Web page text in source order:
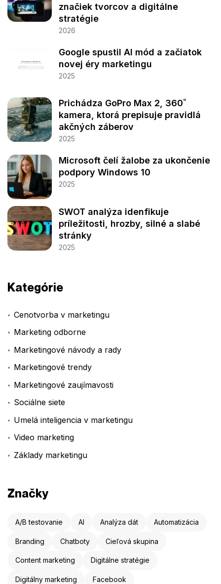
značiek tvorcov a digitálne
stratégie
2026
Google spustil AI mód a začiatok
novej éry marketingu
2025
Prichádza GoPro Max 2, 360˚
kamera, ktorá prepisuje pravidlá
akčných záberov
2025
Microsoft čelí žalobe za ukončenie
podpory Windows 10
2025
SWOT analýza idenfikuje
príležitosti, hrozby, silné a slabé
stránky
2025
Kategórie
Cenotvorba v marketingu
Marketing odborne
Marketingové návody a rady
Marketingové trendy
Marketingové zaujímavosti
Sociálne siete
Umelá inteligencia v marketingu
Video marketing
Základy marketingu
Značky
A/B testovanie AI Analýza dát Automatizácia
Branding Chatboty Cieľová skupina
Content marketing Digitálne stratégie
Digitálny marketing Facebook